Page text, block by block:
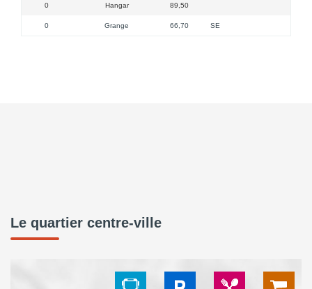
0 Hangar 89,50
0 Grange 66,70 SE
Le quartier centre-ville